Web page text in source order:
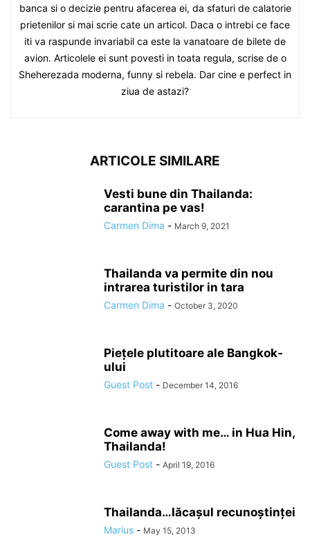
banca si o decizie pentru afacerea ei, da sfaturi de calatorie
prietenilor si mai scrie cate un articol. Daca o intrebi ce face
iti va raspunde invariabil ca este la vanatoare de bilete de
avion. Articolele ei sunt povesti in toata regula, scrise de o
Sheherezada moderna, funny si rebela. Dar cine e perfect in
ziua de astazi?
ARTICOLE SIMILARE
Vesti bune din Thailanda:
carantina pe vas!
Carmen Dima - March 9, 2021
Thailanda va permite din nou
intrarea turistilor in tara
Carmen Dima - October 3, 2020
Piețele plutitoare ale Bangkok-
ului
Guest Post - December 14, 2016
Come away with me… in Hua Hin,
Thailanda!
Guest Post - April 19, 2016
Thailanda…lăcașul recunoștinței
Marius - May 15, 2013